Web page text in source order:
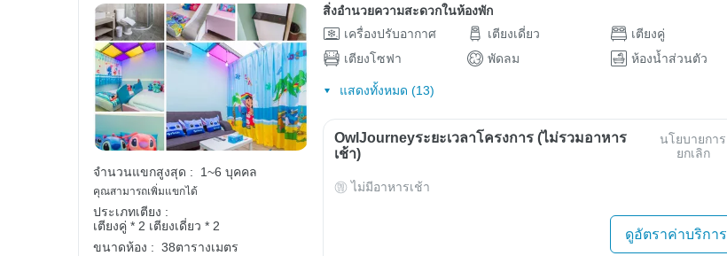
จำนวนแขกสูงสุด : 1~6 บุคคล
คุณสามารถเพิ่มแขกได้
ประเภทเตียง :
เตียงคู่ * 2 เตียงเดี่ยว * 2
ขนาดห้อง : 38ตารางเมตร
สิ่งอำนวยความสะดวกในห้องพัก
เครื่องปรับอากาศ
เตียงเดี่ยว
เตียงคู่
เตียงโซฟา
พัดลม ห้องน้ำส่วนตัว
แสดงทั้งหมด (13)
OwlJourneyระยะเวลาโครงการ (ไม่รวมอาหาร
เช้า)
นโยบายการ
ยกเลิก
ไม่มีอาหารเช้า
ดูอัตราค่าบริการ